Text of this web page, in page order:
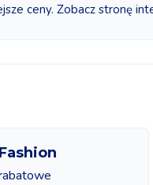
ceny. Zobacz stronę